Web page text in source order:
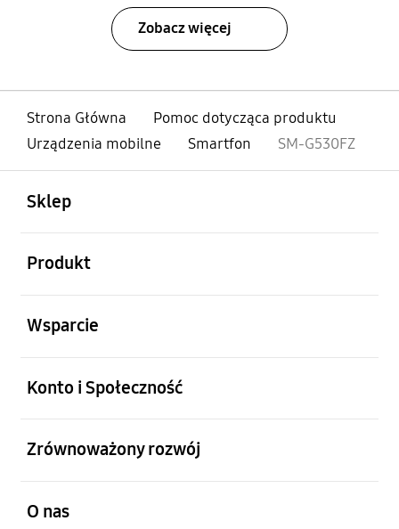
Zobacz więcej
Strona Główna
Pomoc dotycząca produktu
Urządzenia mobilne
Smartfon SM-G530FZ
Sklep
Produkt
Wsparcie
Konto i Społeczność
Zrównoważony rozwój
O nas